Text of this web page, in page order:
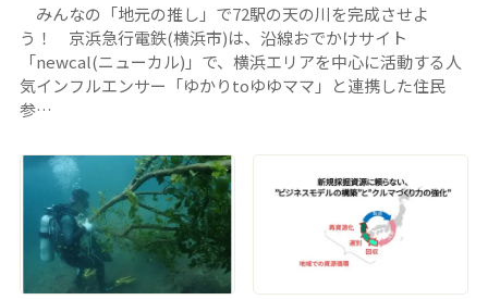
みんなの「地元の推し」で72駅の天の川を完成させよ
う！ 京浜急行電鉄(横浜市)は、沿線おでかけサイト
「newcal(ニューカル)」で、横浜エリアを中心に活動する人
気インフルエンサー「ゆかりtoゆゆママ」と連携した住民
参…